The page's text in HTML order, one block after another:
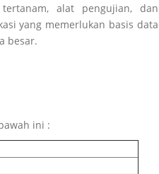
alat pengujian, dan
yang memerlukan basis data
besar.
ini :